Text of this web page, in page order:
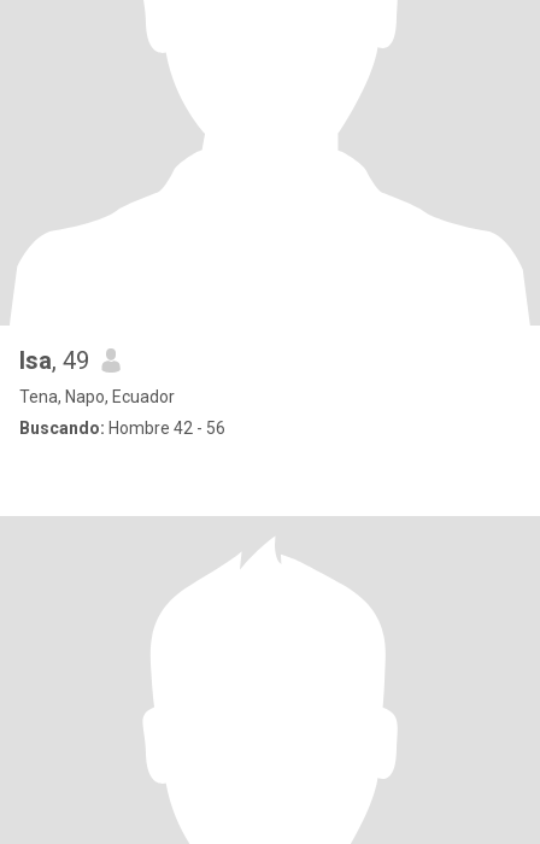
Isa, 49
Tena, Napo, Ecuador
Buscando: Hombre 42 - 56